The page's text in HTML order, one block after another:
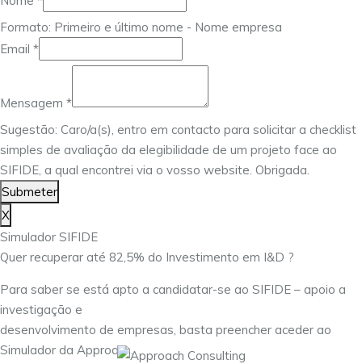
Formato: Primeiro e último nome - Nome empresa
Email *
Email
Mensagem *
Sugestão: Caro/a(s), entro em contacto para solicitar a checklist
simples de avaliação da elegibilidade de um projeto face ao
SIFIDE, a qual encontrei via o vosso website. Obrigada.
Submeter
X
Simulador SIFIDE
Quer recuperar até 82,5% do Investimento em I&D ?
Para saber se está apto a candidatar-se ao SIFIDE – apoio a
investigação e
desenvolvimento de empresas, basta preencher aceder ao
Simulador da Approach.